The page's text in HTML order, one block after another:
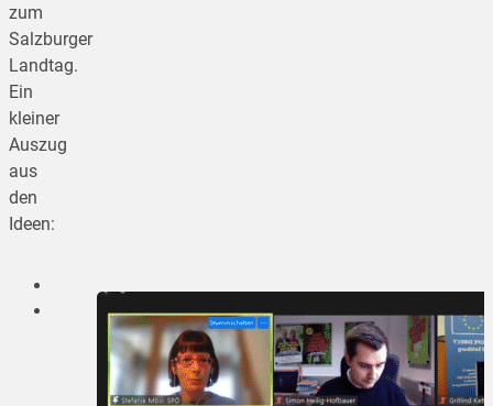
zum
Salzburger
Landtag.
Ein
kleiner
Auszug
aus
den
Ideen: